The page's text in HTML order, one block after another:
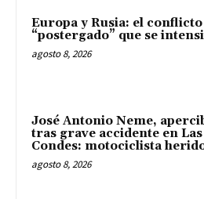
Europa y Rusia: el conflicto
“postergado” que se
agosto 8, 2026
José Antonio Neme,
tras grave accidente en Las
Condes: motociclista
agosto 8, 2026